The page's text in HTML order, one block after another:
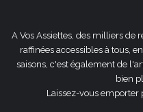
A Vos Assiettes, des milliers de
raffinées accessibles à tous,
saisons, c'est également de
bien
Laissez-vous emporter